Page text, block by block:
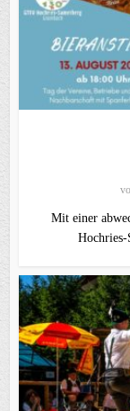
Mit einer
Hochries-